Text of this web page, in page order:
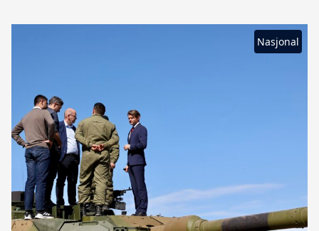
Nasjonal